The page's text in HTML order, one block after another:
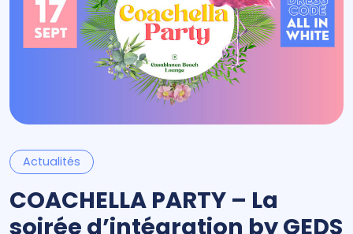
Actualités
COACHELLA PARTY – La
soirée d’intégration by GEDS